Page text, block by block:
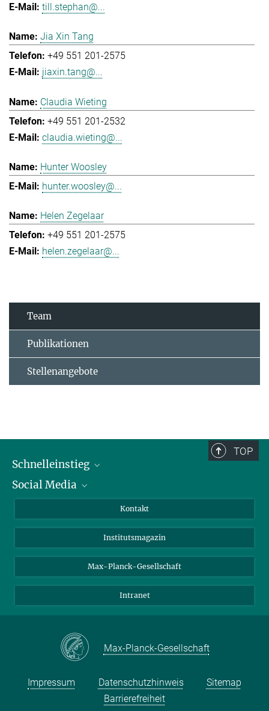
till.stephan@...
Jia Xin Tang
+49 551 201-2575
jiaxin.tang@...
Claudia Wieting
+49 551 201-2532
claudia.wieting@...
Hunter Woosley
hunter.woosley@...
Helen Zegelaar
+49 551 201-2575
helen.zegelaar@...
Team
Publikationen
Stellenangebote
TOP
Schnelleinstieg
Alumni
Fördernde
Schulen
Studierende
Social Media
Bluesky
Facebook
YouTube
Kontakt
Institutsmagazin
Max-Planck-Gesellschaft
Intranet
Max-Planck-Gesellschaft
Impressum Datenschutzhinweis
Sitemap
Barrierefreiheit